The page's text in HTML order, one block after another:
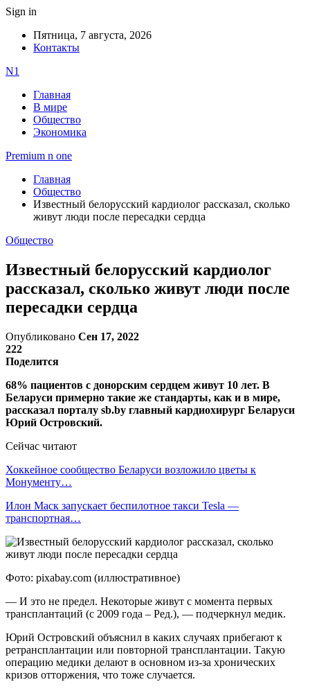
Sign in
Пятница, 7 августа, 2026
Контакты
N1
Главная
В мире
Общество
Экономика
Premium n one
Главная
Общество
Известный белорусский кардиолог рассказал, сколько
живут люди после пересадки сердца
Общество
Известный белорусский кардиолог
рассказал, сколько живут люди после
пересадки сердца
Опубликовано Сен 17, 2022
222
Поделится
68% пациентов с донорским сердцем живут 10 лет. В
Беларуси примерно такие же стандарты, как и в мире,
рассказал порталу sb.by главный кардиохирург Беларуси
Юрий Островский.
Сейчас читают
Хоккейное сообщество Беларуси возложило цветы к
Монументу…
Илон Маск запускает беспилотное такси Tesla —
транспортная…
Фото: pixabay.com (иллюстративное)
— И это не предел. Некоторые живут с момента первых
трансплантаций (с 2009 года – Ред.), — подчеркнул медик.
Юрий Островский объяснил в каких случаях прибегают к
ретрансплантации или повторной трансплантации. Такую
операцию медики делают в основном из-за хронических
кризов отторжения, что тоже случается.